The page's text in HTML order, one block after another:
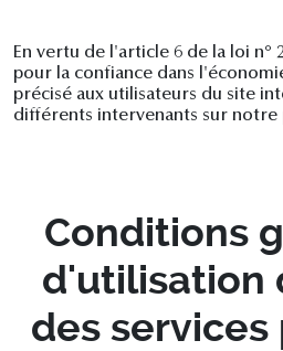
En vertu de l'article 6 de la loi n°
pour la confiance dans
précisé aux utilisateurs du site
différents intervenants sur notre
Conditions
d'utilisation
des services